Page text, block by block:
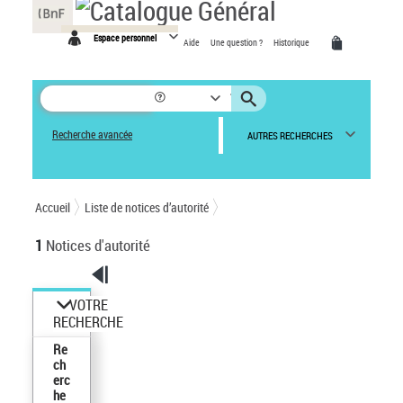
Espace personnel Aide Une question ? Historique
Recherche avancée AUTRES RECHERCHES
Accueil Liste de notices d’autorité
1 Notices d'autorité
VOTRE
RECHERCHE
Re
ch
erc
he
Panneau de gestion des cookies